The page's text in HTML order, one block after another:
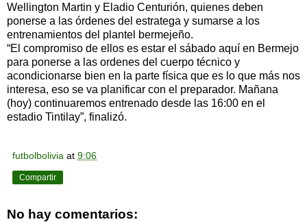
Wellington Martin y Eladio Centurión, quienes deben
ponerse a las órdenes del estratega y sumarse a los
entrenamientos del plantel bermejeño.
“El compromiso de ellos es estar el sábado aquí en Bermejo
para ponerse a las ordenes del cuerpo técnico y
acondicionarse bien en la parte física que es lo que más nos
interesa, eso se va planificar con el preparador. Mañana
(hoy) continuaremos entrenado desde las 16:00 en el
estadio Tintilay”, finalizó.
futbolbolivia at 9:06
Compartir
No hay comentarios: